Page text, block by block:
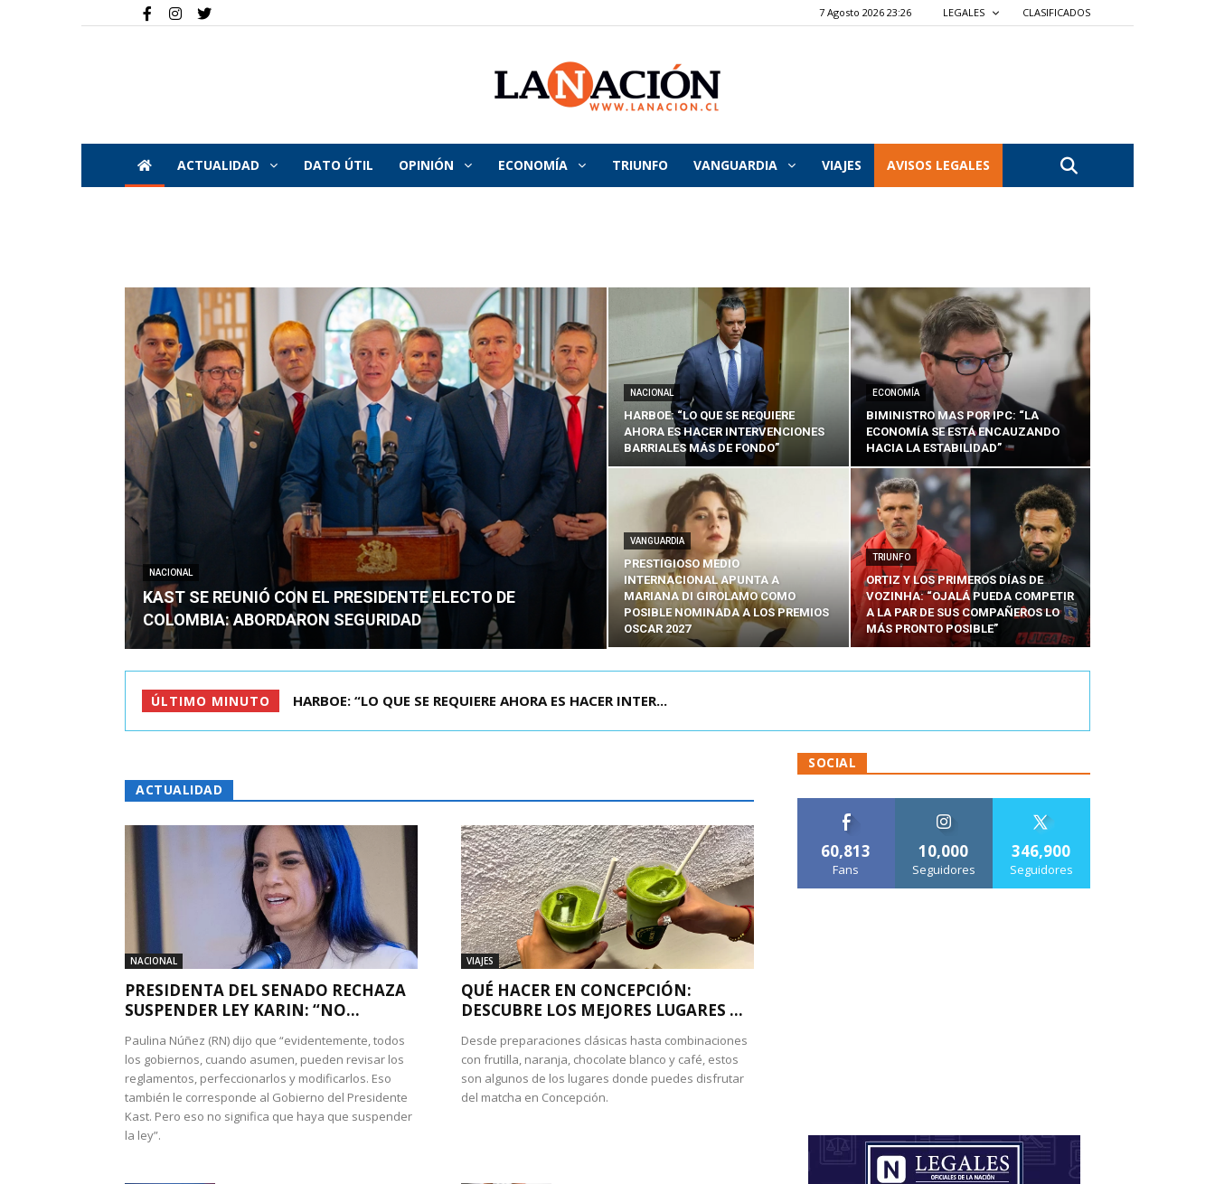
7 Agosto 2026 23:26 LEGALES CLASIFICADOS
La
Nación
ACTUALIDAD DATO ÚTIL OPINIÓN ECONOMÍA TRIUNFO VANGUARDIA VIAJES AVISOS LEGALES
NACIONAL
KAST SE REUNIÓ CON EL PRESIDENTE ELECTO DE
COLOMBIA: ABORDARON SEGURIDAD
NACIONAL
HARBOE: “LO QUE SE REQUIERE
AHORA ES HACER INTERVENCIONES
BARRIALES MÁS DE FONDO”
ECONOMÍA
BIMINISTRO MAS POR IPC: “LA
ECONOMÍA SE ESTÁ ENCAUZANDO
HACIA LA ESTABILIDAD”
VANGUARDIA
PRESTIGIOSO MEDIO
INTERNACIONAL APUNTA A
MARIANA DI GIROLAMO COMO
POSIBLE NOMINADA A LOS PREMIOS
OSCAR 2027
TRIUNFO
ORTIZ Y LOS PRIMEROS DÍAS DE
VOZINHA: “OJALÁ PUEDA COMPETIR
A LA PAR DE SUS COMPAÑEROS LO
MÁS PRONTO POSIBLE”
ÚLTIMO MINUTO BIMINISTRO MAS POR IPC: “LA ECONOMÍA SE ESTÁ ENC...
ACTUALIDAD
NACIONAL
PRESIDENTA DEL SENADO RECHAZA
SUSPENDER LEY KARIN: “NO...
Paulina Núñez (RN) dijo que “evidentemente, todos
los gobiernos, cuando asumen, pueden revisar los
reglamentos, perfeccionarlos y modificarlos. Eso
también le corresponde al Gobierno del Presidente
Kast. Pero eso no significa que haya que suspender
la ley”.
VIAJES
QUÉ HACER EN CONCEPCIÓN:
DESCUBRE LOS MEJORES LUGARES ...
Desde preparaciones clásicas hasta combinaciones
con frutilla, naranja, chocolate blanco y café, estos
son algunos de los lugares donde puedes disfrutar
del matcha en Concepción.
SOCIAL
60,813
Fans
10,000
Seguidores
346,900
Seguidores